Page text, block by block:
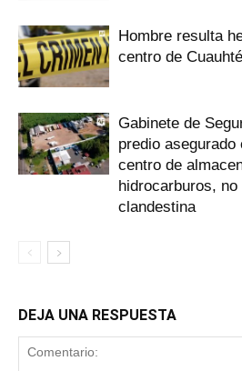
Hombre resulta
centro de
Gabinete de
predio
centro de
hidrocarburos,
clandestina
DEJA UNA RESPUESTA